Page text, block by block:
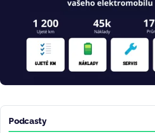
Podcasty